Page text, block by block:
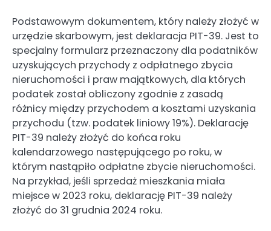
Podstawowym dokumentem, który należy złożyć w
urzędzie skarbowym, jest deklaracja PIT-39. Jest to
specjalny formularz przeznaczony dla podatników
uzyskujących przychody z odpłatnego zbycia
nieruchomości i praw majątkowych, dla których
podatek został obliczony zgodnie z zasadą
różnicy między przychodem a kosztami uzyskania
przychodu (tzw. podatek liniowy 19%). Deklarację
PIT-39 należy złożyć do końca roku
kalendarzowego następującego po roku, w
którym nastąpiło odpłatne zbycie nieruchomości.
Na przykład, jeśli sprzedaż mieszkania miała
miejsce w 2023 roku, deklarację PIT-39 należy
złożyć do 31 grudnia 2024 roku.